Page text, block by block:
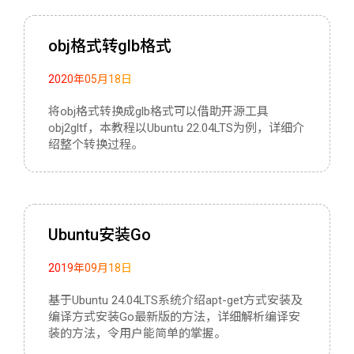
obj格式转glb格式
2020年05月18日
将obj格式转换成glb格式可以借助开源工具
obj2gltf，本教程以Ubuntu 22.04LTS为例，详细介
绍整个转换过程。
Ubuntu安装Go
2019年09月18日
基于Ubuntu 24.04LTS系统介绍apt-get方式安装及
编译方式安装Go最新版的方法，详细解析编译安
装的方法，令用户能简单的掌握。